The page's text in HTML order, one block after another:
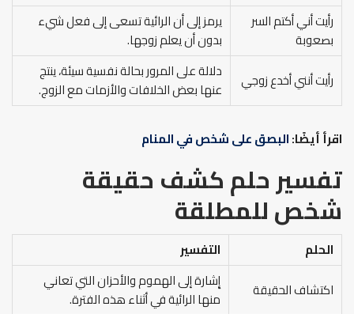
رأيت أني أكتم السر
بصعوبة
يرمز إلى أن الرائية تسعى إلى فعل شيء
بدون أن يعلم زوجها.
رأيت أنني أخدع زوجي
دلالة على المرور بحالة نفسية سيئة، ينتج
عنها بعض الخلافات والأزمات مع الزوج.
اقرأ أيضًا:البصق على شخص في المنام
تفسير حلم كشف حقيقة
شخص للمطلقة
الحلم
التفسير
اكتشاف الحقيقة
إِشارة إلى الهموم والأحزان التي تعاني
منها الرائية في أثناء هذه الفترة.